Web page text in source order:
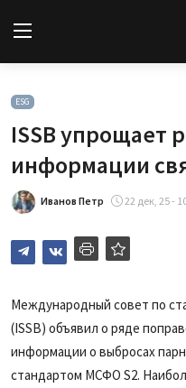
Новости
Статьи
Авторы
База знаний
Подписка
ESG
ISSB упрощает
информации
Иванов Петр 22 дек, 25 -
Международный совет по
(ISSB) объявил о ряде
информации о выбросах
стандартом МСФО S2.